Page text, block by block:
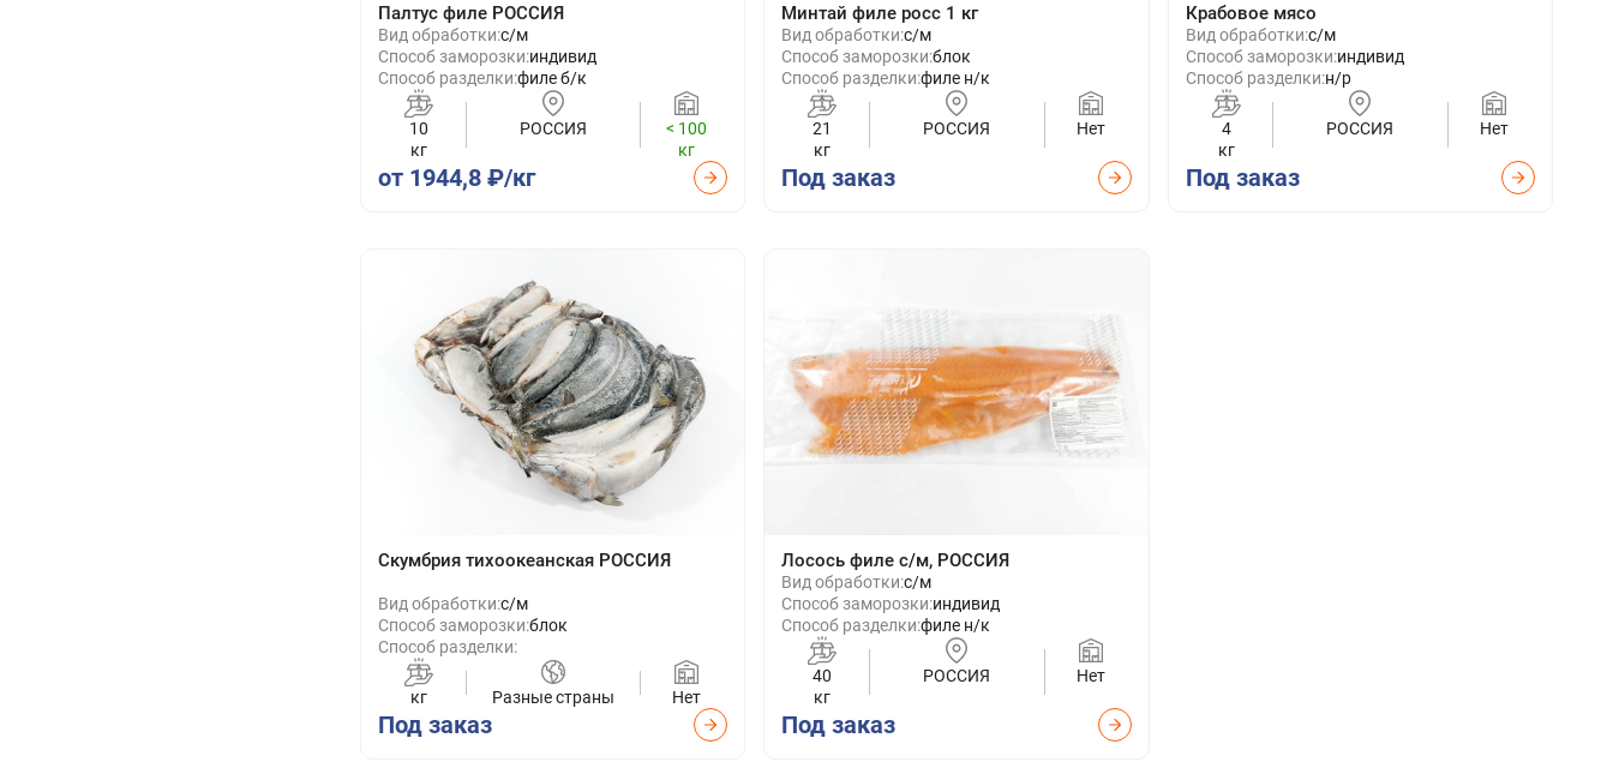
Палтус филе РОССИЯ
Вид обработки:с/м
Способ заморозки:индивид
Способ разделки:филе б/к
10
кг
РОССИЯ
< 100
кг
от 1944,8 ₽/кг
Минтай филе росс 1 кг
Вид обработки:с/м
Способ заморозки:блок
Способ разделки:филе н/к
21
кг
РОССИЯ Нет
Под заказ
Крабовое мясо
Вид обработки:с/м
Способ заморозки:индивид
Способ разделки:н/р
4
кг
РОССИЯ Нет
Под заказ
Скумбрия тихоокеанская РОССИЯ
Вид обработки:с/м
Способ заморозки:блок
Способ разделки:
кг Разные страны Нет
Под заказ
Лосось филе с/м, РОССИЯ
Вид обработки:с/м
Способ заморозки:индивид
Способ разделки:филе н/к
40
кг
РОССИЯ Нет
Под заказ